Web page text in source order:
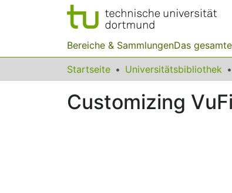
Bereiche & SammlungenDas
Startseite Universitätsbibliothek
Customizing